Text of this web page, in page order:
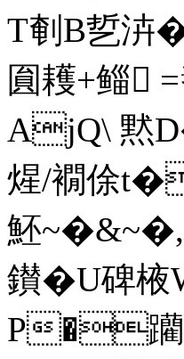
T剦B乴泋
圎耯+鲻
AjQ\ 黙
煋/襉俆
魾
鑚�U碑
P�躪